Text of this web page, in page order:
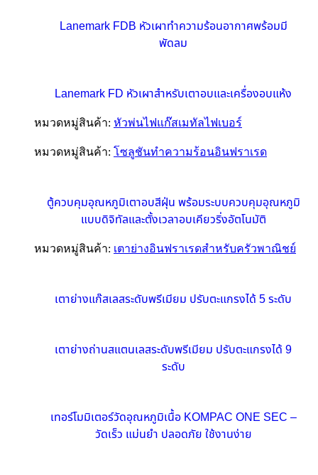
Lanemark FDB หัวเผาทำความร้อนอากาศพร้อมมี
พัดลม
Lanemark FD หัวเผาสำหรับเตาอบและเครื่องอบแห้ง
หมวดหมู่สินค้า: หัวพ่นไฟแก๊สเมทัลไฟเบอร์
หมวดหมู่สินค้า: โซลูชันทำความร้อนอินฟราเรด
ตู้ควบคุมอุณหภูมิเตาอบสีฝุ่น พร้อมระบบควบคุมอุณหภูมิ
แบบดิจิทัลและตั้งเวลาอบเคียวริ่งอัตโนมัติ
หมวดหมู่สินค้า: เตาย่างอินฟราเรดสำหรับครัวพาณิชย์
เตาย่างแก๊สเลสระดับพรีเมียม ปรับตะแกรงได้ 5 ระดับ
เตาย่างถ่านสแตนเลสระดับพรีเมียม ปรับตะแกรงได้ 9
ระดับ
เทอร์โมมิเตอร์วัดอุณหภูมิเนื้อ KOMPAC ONE SEC –
วัดเร็ว แม่นยำ ปลอดภัย ใช้งานง่าย